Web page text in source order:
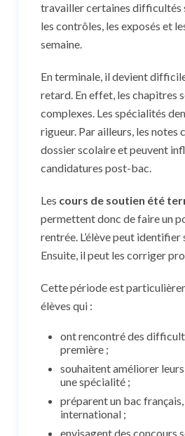
travailler certaines difficultés
les contrôles, les exposés et
semaine.
En terminale, il devient
retard. En effet, les chapitres
complexes. Les spécialités
rigueur. Par ailleurs, les notes
dossier scolaire et peuvent
candidatures post-bac.
Les cours de soutien été
permettent donc de faire un
rentrée. L’élève peut identifier
Ensuite, il peut les corriger
Cette période est
élèves qui :
ont rencontré des
première ;
souhaitent améliorer
une spécialité ;
préparent un bac
international ;
envisagent des concours